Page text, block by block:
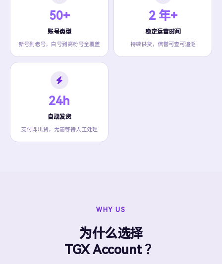
50+
账号类型
新号到老号，白号到高粉号全覆盖
2 年+
稳定运营时间
持续供货，信誉可查可追溯
24h
自动发货
支付即出货，无需等待人工处理
WHY US
为什么选择
TGX Account ？